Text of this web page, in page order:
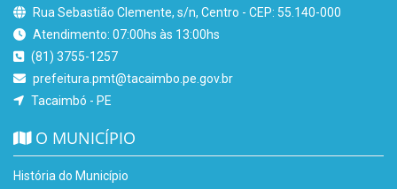
Rua Sebastião Clemente, s/n, Centro - CEP: 55.140-000
Atendimento: 07:00hs às 13:00hs
(81) 3755-1257
prefeitura.pmt@tacaimbo.pe.gov.br
Tacaimbó - PE
O MUNICÍPIO
História do Município